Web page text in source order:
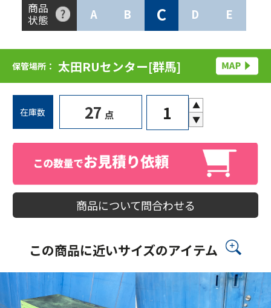
商品
状態
A B C D E
保管場所： 太田RUセンター[群馬]
在庫数 27 点
▲
▼
商品について問合わせる
この商品に近いサイズのアイテム